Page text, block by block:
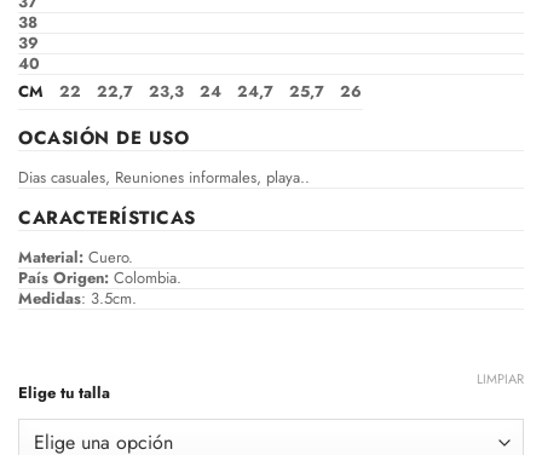
38
39
40
CM
22 22,7 23,3 24 24,7 25,7 26
OCASIÓN DE USO
Dias casuales, Reuniones informales, playa..
CARACTERÍSTICAS
Material: Cuero.
País Origen: Colombia.
Medidas: 3.5cm.
Elige tu talla
LIMPIAR